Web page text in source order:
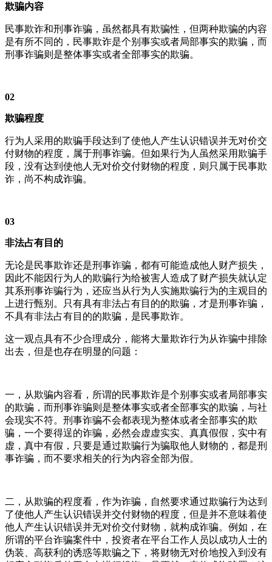
欺骗内容
民事欺诈和刑事诈骗，虽然都具有欺骗性，但两种欺骗的内容
是有所不同的，民事欺诈是个别事实或者局部事实的欺骗，而
刑事诈骗则是整体事实或者全部事实的欺骗。
02
欺骗程度
行为人采用的欺骗手段达到了使他人产生认识错误并无对价交
付财物的程度，属于刑事诈骗。但如果行为人虽然采用欺骗手
段，没有达到使他人无对价交付财物的程度，则只属于民事欺
诈，尚不构成诈骗。
03
非法占有目的
无论是民事欺诈还是刑事诈骗，都有可能造成他人财产损失，
因此不能因行为人的欺骗行为给被害人造成了财产损失就认定
其系刑事诈骗行为，还应当从行为人实施欺骗行为的主观目的
上进行甄别。只有具有非法占有目的的欺骗，才是刑事诈骗，
不具有非法占有目的的欺骗，是民事欺诈。
这一观点具有不少合理成分，能将大量欺诈行为从诈骗中排除
出去，但是也存在明显的问题：
一，从欺骗内容看，所谓的民事欺诈是个别事实或者局部事实
的欺骗，而刑事诈骗则是整体事实或者全部事实的欺骗，与社
会现实不符。刑事诈骗不会都表现为整体或者全部事实的欺
骗，一个要得逞的诈骗，必然会虚虚实实、真真假假，实中有
虚，真中有假，只要是通过欺骗行为骗取他人财物的，都是刑
事诈骗，而不要求相关的行为内容全部为假。
二，从欺骗的程度看，作为诈骗，自然要求通过欺骗行为达到
了使他人产生认识错误并交付财物的程度，但是并不意味着使
他人产生认识错误并无对价交付财物，就构成诈骗。例如，在
所谓的平台诈骗案件中，投资者在平台工作人员以成功人士的
伪装、高获利的诱惑等欺骗之下，将财物无对价地投入到没有